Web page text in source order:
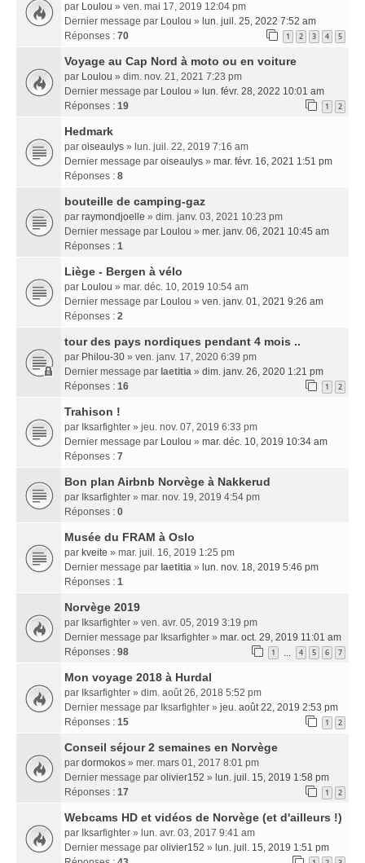
par Loulou » ven. mai 17, 2019 12:04 pm
Dernier message par Loulou » lun. juil. 25, 2022 7:52 am
Réponses : 70 1 2 3 4 5
Voyage au Cap Nord à moto ou en voiture
par Loulou » dim. nov. 21, 2021 7:23 pm
Dernier message par Loulou » lun. févr. 28, 2022 10:01 am
Réponses : 19 1 2
Hedmark
par oiseaulys » lun. juil. 22, 2019 7:16 am
Dernier message par oiseaulys » mar. févr. 16, 2021 1:51 pm
Réponses : 8
bouteille de camping-gaz
par raymondjoelle » dim. janv. 03, 2021 10:23 pm
Dernier message par Loulou » mer. janv. 06, 2021 10:45 am
Réponses : 1
Liège - Bergen à vélo
par Loulou » mar. déc. 10, 2019 10:54 am
Dernier message par Loulou » ven. janv. 01, 2021 9:26 am
Réponses : 2
tour des pays nordiques pendant 4 mois ..
par Philou-30 » ven. janv. 17, 2020 6:39 pm
Dernier message par laetitia » dim. janv. 26, 2020 1:21 pm
Réponses : 16 1 2
Trahison !
par Iksarfighter » jeu. nov. 07, 2019 6:33 pm
Dernier message par Loulou » mar. déc. 10, 2019 10:34 am
Réponses : 7
Bon plan Airbnb Norvège à Nakkerud
par Iksarfighter » mar. nov. 19, 2019 4:54 pm
Réponses : 0
Musée du FRAM à Oslo
par kveite » mar. juil. 16, 2019 1:25 pm
Dernier message par laetitia » lun. nov. 18, 2019 5:46 pm
Réponses : 1
Norvège 2019
par Iksarfighter » ven. avr. 05, 2019 3:19 pm
Dernier message par Iksarfighter » mar. oct. 29, 2019 11:01 am
Réponses : 98 1 … 4 5 6 7
Mon voyage 2018 à Hurdal
par Iksarfighter » dim. août 26, 2018 5:52 pm
Dernier message par Iksarfighter » jeu. août 22, 2019 2:53 pm
Réponses : 15 1 2
Conseil séjour 2 semaines en Norvège
par dormokos » mer. mars 01, 2017 8:01 pm
Dernier message par olivier152 » lun. juil. 15, 2019 1:58 pm
Réponses : 17 1 2
Webcams HD et vidéos de Norvège (et d'ailleurs !)
par Iksarfighter » lun. avr. 03, 2017 9:41 am
Dernier message par olivier152 » lun. juil. 15, 2019 1:51 pm